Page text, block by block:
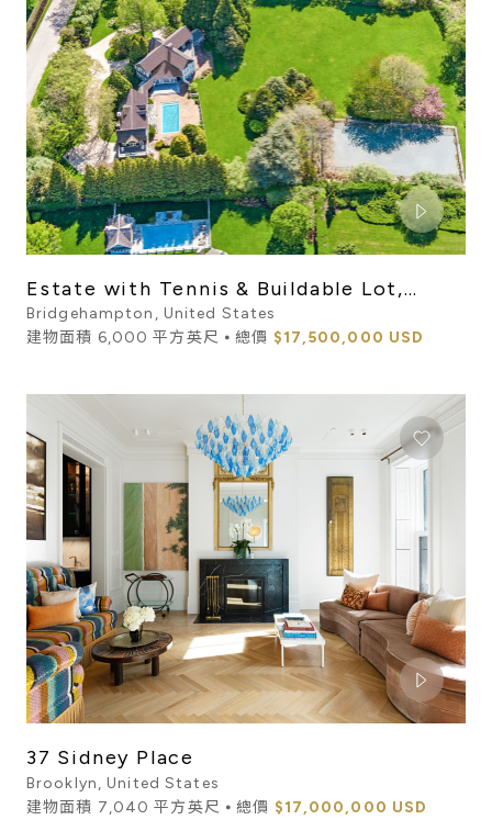
Estate with Tennis & Buildable Lot,
South of Highway, Near O...
Bridgehampton, United States
建物面積 6,000 平方英尺 ⦁ 總價 $17,500,000 USD
37 Sidney Place
Brooklyn, United States
建物面積 7,040 平方英尺 ⦁ 總價 $17,000,000 USD